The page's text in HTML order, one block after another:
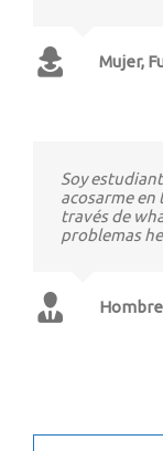
Mujer,
Soy
acosarme
través de
problemas